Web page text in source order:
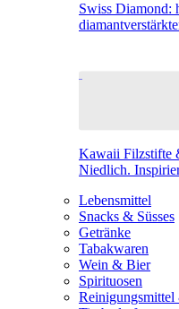
Swiss Diamond:
Kawaii Filzstifte
Niedlich.
Lebensmittel
Snacks & Süsses
Getränke
Tabakwaren
Wein & Bier
Spirituosen